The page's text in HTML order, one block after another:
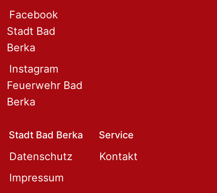
Facebook
Stadt Bad
Berka
Instagram
Feuerwehr Bad
Berka
Stadt Bad Berka
Datenschutz
Impressum
Service
Kontakt